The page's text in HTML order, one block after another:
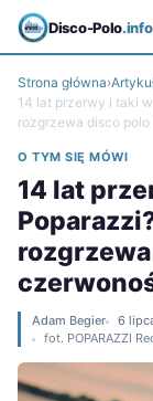
Disco-Polo.info
Strona główna›
14 lat przerwy i taki
rozgrzewa disco
O TYM SIĘ MÓWI
14 lat
Adam Begier 6
fot. POPARAZZI